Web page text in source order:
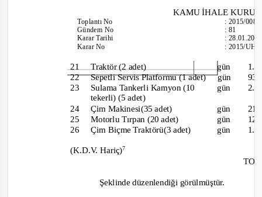
KAMU İHALE
Toplantı No
Gündem No
Karar Tarihi
Karar No
:2015/008
:81
:
:2015/
21 Traktör (2 adet)
22 Sepetli Servis Platformu (1 adet) gün
gün
23 Sulama Tankerli Kamyon (10
tekerli) (5 adet)
gün
24 Çim Makinesi(35 adet)
25 Motorlu Tırpan (20 adet)
26 Çim Biçme Traktörü(3 adet)
gün
gün
gün
(K.D.V. Hariç)7
Şeklinde düzenlendiği görülmüştür.